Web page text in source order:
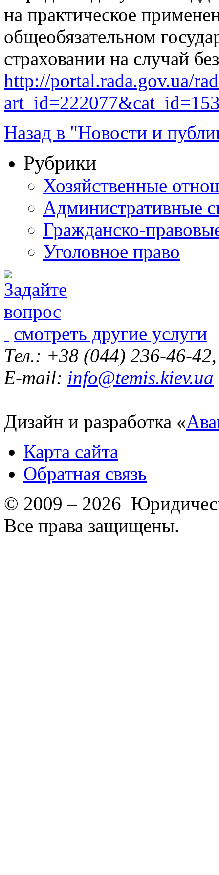
на практическое
общеобязательном
страховании на случай
http://portal.rada.gov.ua/
Назад в "Новости и
Рубрики
Хозяйственные
Административные
Гражданско-
Уголовное право
смотреть другие услуги
Тел.: +38 (044) 236-46-
E-mail: info@temis.kiev.ua
Дизайн и разработка «
Карта сайта
Обратная связь
© 2009 – 2026
Все права защищены.